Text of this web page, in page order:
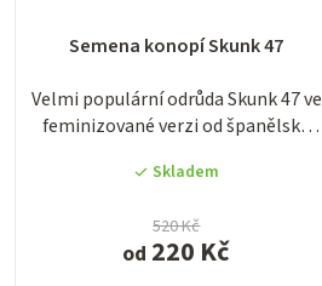
Semena konopí Skunk 47
Velmi populární odrůda Skunk 47 ve
feminizované verzi od španělské
Skladem
od 220 Kč
520 Kč
produktu
5,0
z
hvězdiček.